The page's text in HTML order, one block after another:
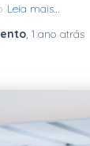
Leia mais…
, 1 ano atrás